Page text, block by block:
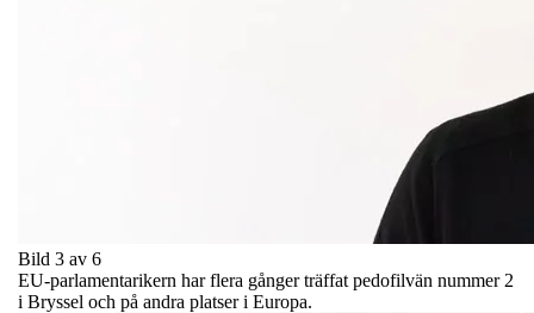
Bild 3 av 6
EU-parlamentarikern har flera gånger träffat pedofilvän nummer 2
i Bryssel och på andra platser i Europa.